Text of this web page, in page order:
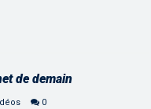
de demain
0